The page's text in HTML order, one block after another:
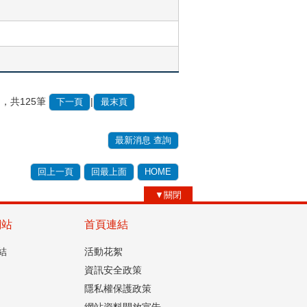
，共125筆 下一頁 | 最末頁
最新消息 查詢
回上一頁 回最上面 HOME
▼關閉
首頁連結
活動花絮
資訊安全政策
隱私權保護政策